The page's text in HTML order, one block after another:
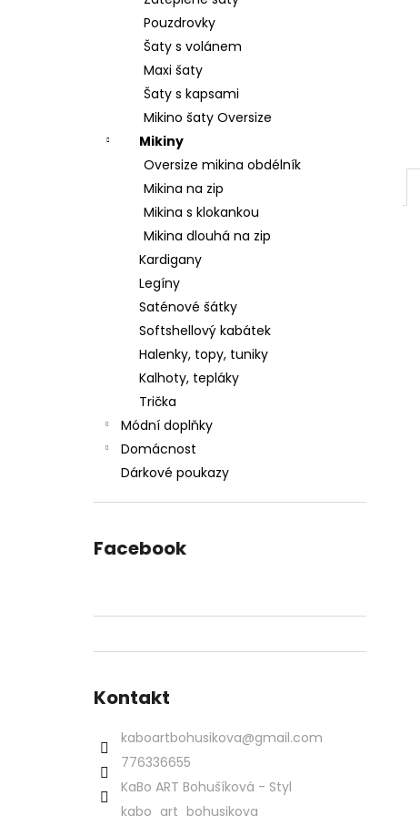
Pouzdrovky
Šaty s volánem
Maxi šaty
Šaty s kapsami
Mikino šaty Oversize
Mikiny
Oversize mikina obdélník
Mikina na zip
Mikina s klokankou
Mikina dlouhá na zip
Kardigany
Legíny
Saténové šátky
Softshellový kabátek
Halenky, topy, tuniky
Kalhoty, tepláky
Trička
Módní doplňky
Domácnost
Dárkové poukazy
Facebook
Kontakt
kaboartbohusikova@gmail.com
776336655
KaBo ART Bohušíková - Styl
kabo_art_bohusikova
2 799 Kč